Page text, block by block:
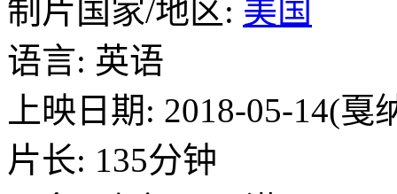
制片国家/地区: 美国
语言: 英语
上映日期: 2018-05-14(
片长: 135分钟